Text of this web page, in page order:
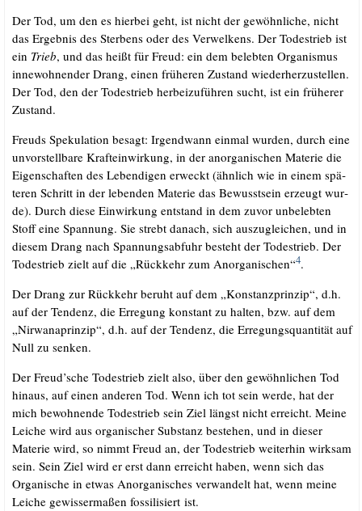
Der Tod, um den es hier­bei geht, ist nicht der gewöhn­li­che, nicht
das Ergeb­nis des Ster­bens oder des Ver­wel­kens. Der Todes­trieb ist
ein Trieb, und das heißt für Freud: ein dem beleb­ten Orga­nis­mus
inne­woh­nen­der Drang, einen frü­he­ren Zustand wie­der­her­zu­stel­len.
Der Tod, den der Todes­trieb her­bei­zu­füh­ren sucht, ist ein frü­he­rer
Zustand.
Freuds Spe­ku­la­ti­on besagt: Irgend­wann ein­mal wur­den, durch eine
unvor­stell­ba­re Kraft­ein­wir­kung, in der anor­ga­ni­schen Mate­rie die
Eigen­schaf­ten des Leben­di­gen erweckt (ähn­lich wie in einem spä­
te­ren Schritt in der leben­den Mate­rie das Bewusst­sein erzeugt wur­
de). Durch die­se Ein­wir­kung ent­stand in dem zuvor unbe­leb­ten
Stoff eine Span­nung. Sie strebt danach, sich aus­zu­glei­chen, und in
die­sem Drang nach Span­nungs­ab­fuhr besteht der Todes­trieb. Der
Todes­trieb zielt auf die „Rück­kehr zum Anor­ga­ni­schen“4.
Der Drang zur Rück­kehr beruht auf dem „Kon­stanz­prin­zip“, d.h.
auf der Ten­denz, die Erre­gung kon­stant zu hal­ten, bzw. auf dem
„Nir­wa­na­prin­zip“, d.h. auf der Ten­denz, die Erre­gungs­quan­ti­tät auf
Null zu senken.
Der Freud’sche Todes­trieb zielt also, über den gewöhn­li­chen Tod
hin­aus, auf einen ande­ren Tod. Wenn ich tot sein wer­de, hat der
mich bewoh­nen­de Todes­trieb sein Ziel längst nicht erreicht. Mei­ne
Lei­che wird aus orga­ni­scher Sub­stanz bestehen, und in die­ser
Mate­rie wird, so nimmt Freud an, der Todes­trieb wei­ter­hin wirk­sam
sein. Sein Ziel wird er erst dann erreicht haben, wenn sich das
Orga­ni­sche in etwas Anor­ga­ni­sches ver­wan­delt hat, wenn mei­ne
Lei­che gewis­ser­ma­ßen fos­si­li­siert ist.